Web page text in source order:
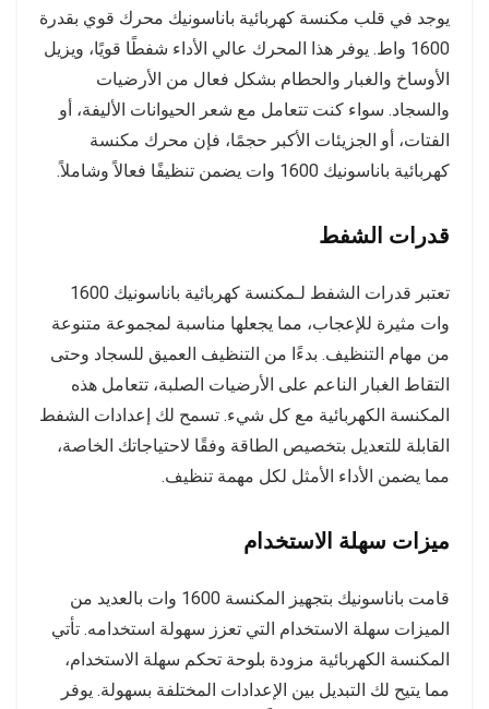
يوجد في قلب مكنسة كهربائية باناسونيك محرك قوي بقدرة
1600 واط. يوفر هذا المحرك عالي الأداء شفطًا قويًا، ويزيل
الأوساخ والغبار والحطام بشكل فعال من الأرضيات
والسجاد. سواء كنت تتعامل مع شعر الحيوانات الأليفة، أو
الفتات، أو الجزيئات الأكبر حجمًا، فإن محرك مكنسة
كهربائية باناسونيك 1600 وات يضمن تنظيفًا فعالاً وشاملاً.
قدرات الشفط
تعتبر قدرات الشفط لـمكنسة كهربائية باناسونيك 1600
وات مثيرة للإعجاب، مما يجعلها مناسبة لمجموعة متنوعة
من مهام التنظيف. بدءًا من التنظيف العميق للسجاد وحتى
التقاط الغبار الناعم على الأرضيات الصلبة، تتعامل هذه
المكنسة الكهربائية مع كل شيء. تسمح لك إعدادات الشفط
القابلة للتعديل بتخصيص الطاقة وفقًا لاحتياجاتك الخاصة،
مما يضمن الأداء الأمثل لكل مهمة تنظيف.
ميزات سهلة الاستخدام
قامت باناسونيك بتجهيز المكنسة 1600 وات بالعديد من
الميزات سهلة الاستخدام التي تعزز سهولة استخدامه. تأتي
المكنسة الكهربائية مزودة بلوحة تحكم سهلة الاستخدام،
مما يتيح لك التبديل بين الإعدادات المختلفة بسهولة. يوفر